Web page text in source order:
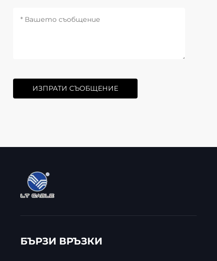
ИЗПРАТИ СЪОБЩЕНИЕ
БЪРЗИ ВРЪЗКИ